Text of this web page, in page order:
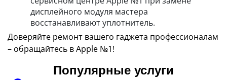
дисплейного модуля мастера
восстанавливают уплотнитель.
Доверяйте ремонт вашего гаджета профессионалам
– обращайтесь в Apple №1!
Популярные услуги